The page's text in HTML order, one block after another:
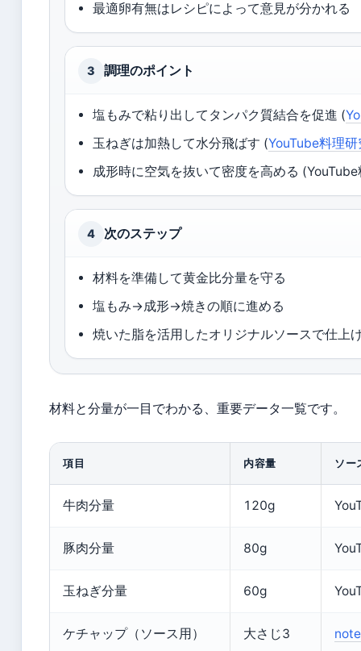
最適卵有無はレシピによって意見が分かれる
3 調理のポイント
塩もみで粘り出してタンパク質結合を促進 (
玉ねぎは加熱して水分飛ばす (YouTube料理
成形時に空気を抜いて密度を高める
4 次のステップ
材料を準備して黄金比分量を守る
塩もみ→成形→焼きの順に進める
焼いた脂を活用したオリジナルソースで仕上
材料と分量が一目でわかる、重要データ一覧です。
項目 内容量 ソー
牛肉分量 120g
豚肉分量 80g
玉ねぎ分量 60g
ケチャップ（ソース用） 大さじ3